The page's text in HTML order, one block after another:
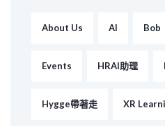
About Us AI Bob
Events HRAI助理
Hygge帶著走 XR